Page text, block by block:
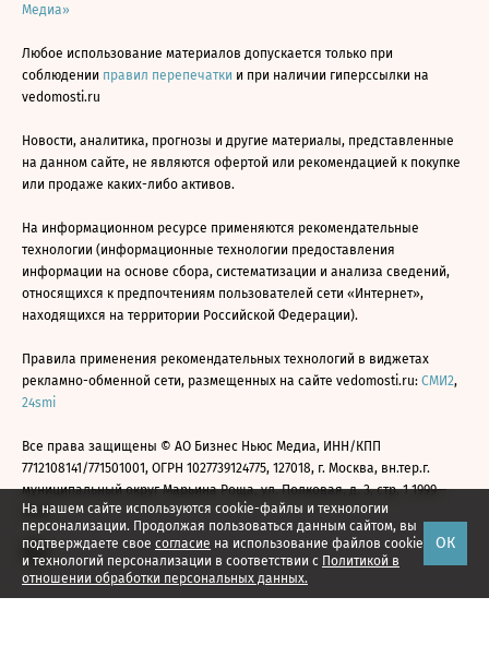
На нашем сайте используются cookie-файлы и технологии
персонализации. Продолжая пользоваться данным сайтом, вы
подтверждаете свое согласие на использование файлов cookie
и технологий персонализации в соответствии с Политикой в
отношении обработки персональных данных.
ОК
Медиа»
Любое использование материалов допускается только при
соблюдении правил перепечатки и при наличии гиперссылки на
vedomosti.ru
Новости, аналитика, прогнозы и другие материалы, представленные
на данном сайте, не являются офертой или рекомендацией к покупке
или продаже каких-либо активов.
На информационном ресурсе применяются рекомендательные
технологии (информационные технологии предоставления
информации на основе сбора, систематизации и анализа сведений,
относящихся к предпочтениям пользователей сети «Интернет»,
находящихся на территории Российской Федерации).
Правила применения рекомендательных технологий в виджетах
рекламно-обменной сети, размещенных на сайте vedomosti.ru: СМИ2,
24smi
Все права защищены © АО Бизнес Ньюс Медиа, ИНН/КПП
7712108141/771501001, ОГРН 1027739124775, 127018, г. Москва, вн.тер.г.
муниципальный округ Марьина Роща, ул. Полковая, д. 3, стр. 1 1999—
2026